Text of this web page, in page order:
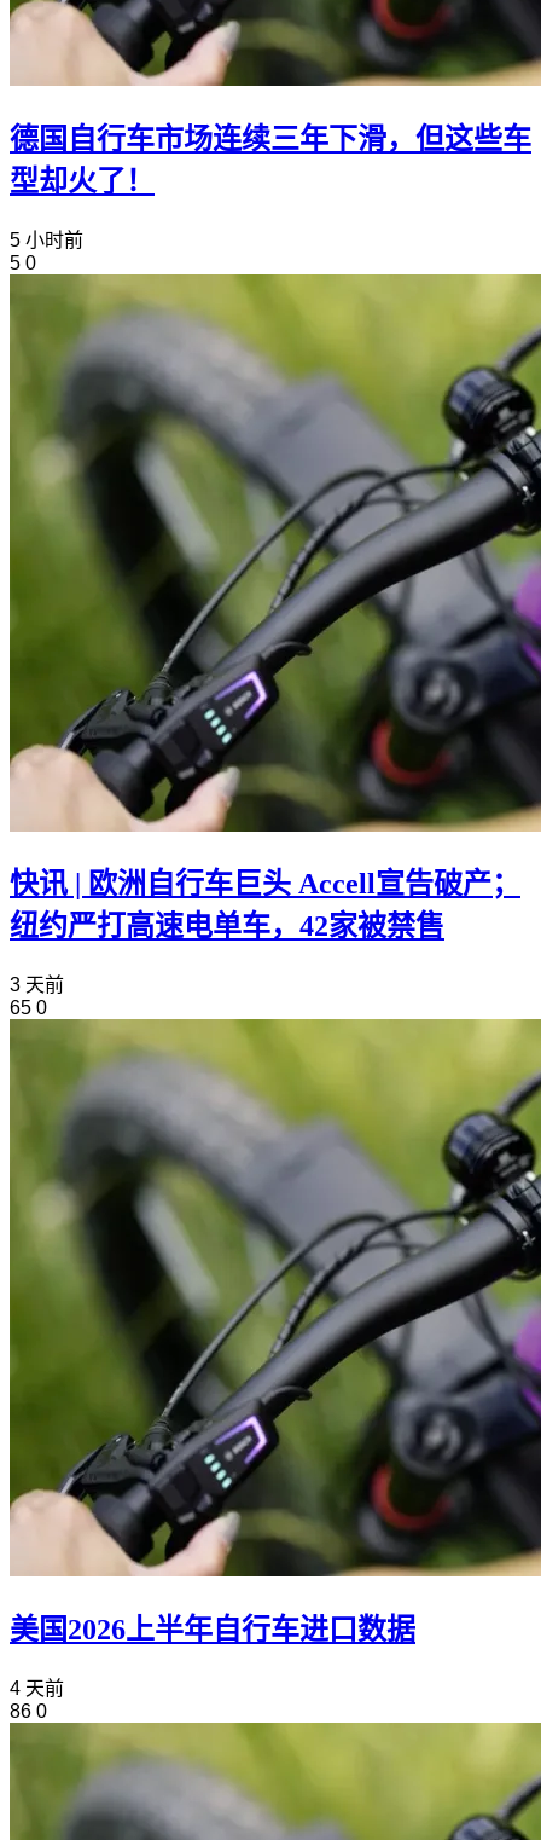
德国自行车市场连续三年下滑，但这些车
型却火了！
5 小时前
5 0
快讯 | 欧洲自行车巨头 Accell宣告破产；
纽约严打高速电单车，42家被禁售
3 天前
65 0
美国2026上半年自行车进口数据
4 天前
86 0